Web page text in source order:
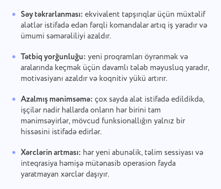
Səy təkrarlanması: ekvivalent tapşırıqlar üçün müxtəlif
alətlər istifadə edən fərqli komandalar artıq iş yaradır və
ümumi səmərəliliyi azaldır.
Tətbiq yorğunluğu: yeni proqramları öyrənmək və
aralarında keçmək üçün davamlı tələb məyusluq yaradır,
motivasiyanı azaldır və koqnitiv yükü artırır.
Azalmış mənimsəmə: çox sayda alət istifadə edildikdə,
işçilər nadir hallarda onların hər birini tam
mənimsəyirlər, mövcud funksionallığın yalnız bir
hissəsini istifadə edirlər.
Xərclərin artması: hər yeni abunəlik, təlim sessiyası və
inteqrasiya həmişə mütənasib operasion fayda
yaratmayan xərclər daşıyır.